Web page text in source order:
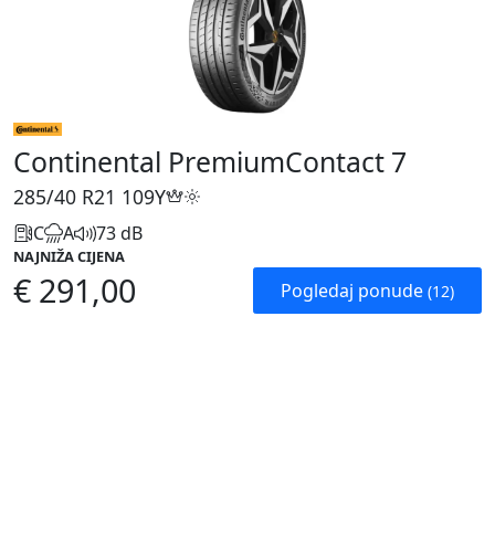
Continental PremiumContact 7
285/40 R21 109Y
C A 73 dB
NAJNIŽA CIJENA
€ 291,00 Pogledaj ponude (12)